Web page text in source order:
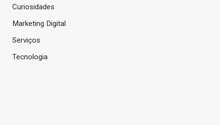
Curiosidades
Marketing Digital
Serviços
Tecnologia